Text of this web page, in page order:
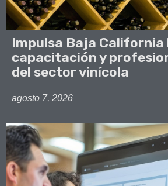
Impulsa Baja California
capacitación y
del sector vinícola
agosto 7, 2026